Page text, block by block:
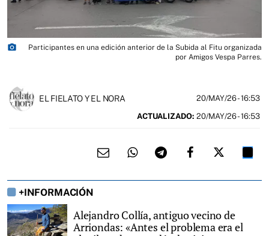
photo_camera
Participantes en una edición anterior de la Subida al Fitu organizada
por Amigos Vespa Parres.
EL FIELATO Y EL NORA 20/MAY/26- 16:53
ACTUALIZADO: 20/MAY/26 - 16:53
+INFORMACIÓN
Alejandro Collía, antiguo vecino de
Arriondas: «Antes el problema era el